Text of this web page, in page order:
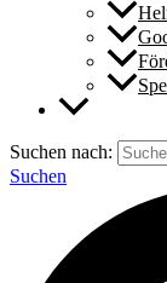
Suchen nach:
Suchen